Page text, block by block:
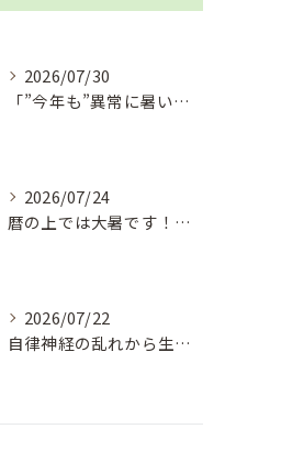
2026/07/30
「”今年も”異常に暑い夏」酷暑+冷房＝夏風邪、腰痛、ひざの痛...
2026/07/24
暦の上では大暑です！腰痛や肩こりから来る頭痛
2026/07/22
自律神経の乱れから生活習慣病、血液循環の滞り